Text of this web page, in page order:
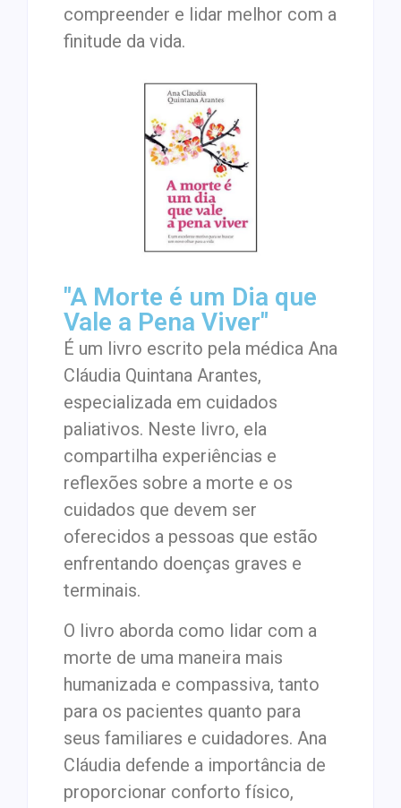
compreender e lidar melhor com a
finitude da vida.
"A Morte é um Dia que
Vale a Pena Viver"
É um livro escrito pela médica Ana
Cláudia Quintana Arantes,
especializada em cuidados
paliativos. Neste livro, ela
compartilha experiências e
reflexões sobre a morte e os
cuidados que devem ser
oferecidos a pessoas que estão
enfrentando doenças graves e
terminais.
O livro aborda como lidar com a
morte de uma maneira mais
humanizada e compassiva, tanto
para os pacientes quanto para
seus familiares e cuidadores. Ana
Cláudia defende a importância de
proporcionar conforto físico,